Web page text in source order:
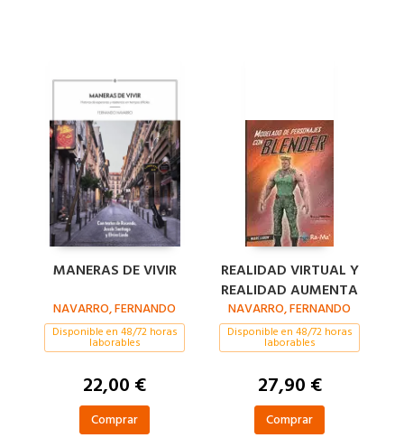
MANERAS DE VIVIR
NAVARRO, FERNANDO
Disponible en 48/72 horas
laborables
22,00 €
Comprar
REALIDAD VIRTUAL Y
REALIDAD AUMENTA
NAVARRO, FERNANDO
Disponible en 48/72 horas
laborables
27,90 €
Comprar